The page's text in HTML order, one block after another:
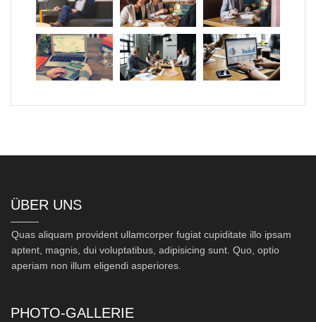
ÜBER UNS
Quas aliquam provident ullamcorper fugiat cupiditate illo ipsam
aptent, magnis, dui voluptatibus, adipisicing sunt. Quo, optio
aperiam non illum eligendi asperiores.
PHOTO-GALLERIE